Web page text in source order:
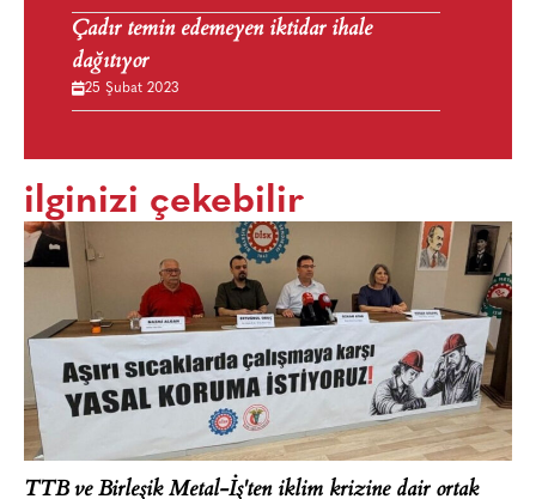
Çadır temin edemeyen iktidar ihale
dağıtıyor
25 Şubat 2023
ilginizi çekebilir
TTB ve Birleşik Metal-İş'ten iklim krizine dair ortak